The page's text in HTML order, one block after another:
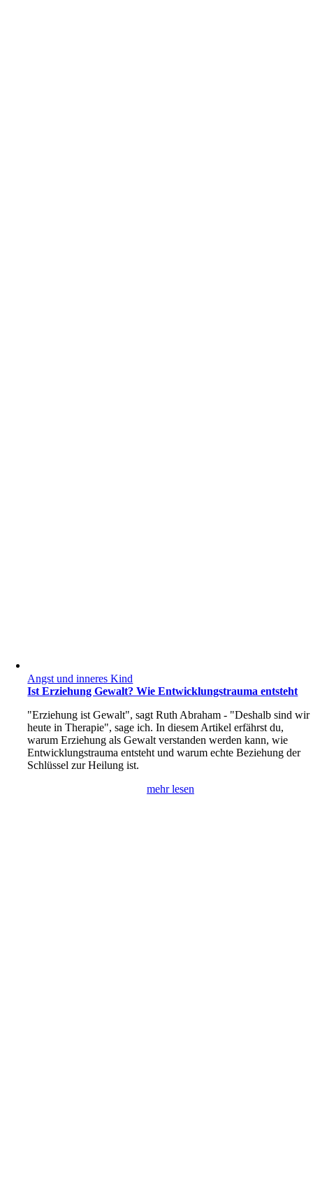
Angst und inneres Kind
Ist Erziehung Gewalt? Wie Entwicklungstrauma entsteht
"Erziehung ist Gewalt", sagt Ruth Abraham - "Deshalb sind wir
heute in Therapie", sage ich. In diesem Artikel erfährst du,
warum Erziehung als Gewalt verstanden werden kann, wie
Entwicklungstrauma entsteht und warum echte Beziehung der
Schlüssel zur Heilung ist.
mehr lesen